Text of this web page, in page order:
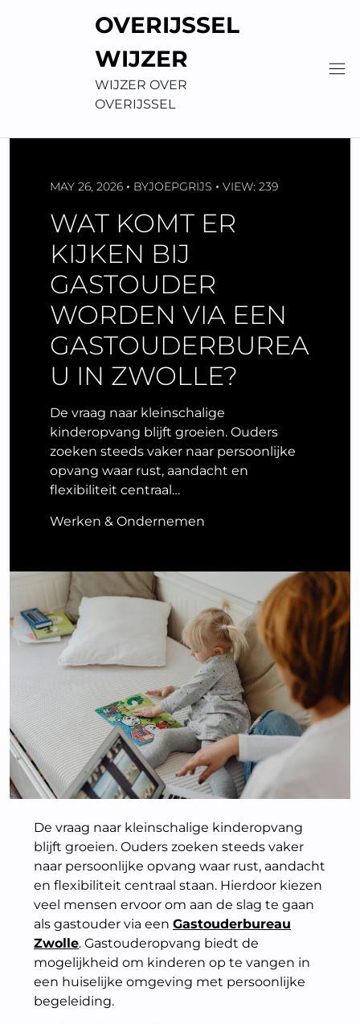
OVERIJSSEL
WIJZER
WIJZER OVER
OVERIJSSEL
MAY 26, 2026 BYJOEPGRIJS VIEW: 239
WAT KOMT ER
KIJKEN BIJ
GASTOUDER
WORDEN VIA EEN
GASTOUDERBUREA
U IN ZWOLLE?
De vraag naar kleinschalige
kinderopvang blijft groeien. Ouders
zoeken steeds vaker naar persoonlijke
opvang waar rust, aandacht en
flexibiliteit centraal…
Werken & Ondernemen
De vraag naar kleinschalige kinderopvang
blijft groeien. Ouders zoeken steeds vaker
naar persoonlijke opvang waar rust, aandacht
en flexibiliteit centraal staan. Hierdoor kiezen
veel mensen ervoor om aan de slag te gaan
als gastouder via een Gastouderbureau
Zwolle. Gastouderopvang biedt de
mogelijkheid om kinderen op te vangen in
een huiselijke omgeving met persoonlijke
begeleiding.